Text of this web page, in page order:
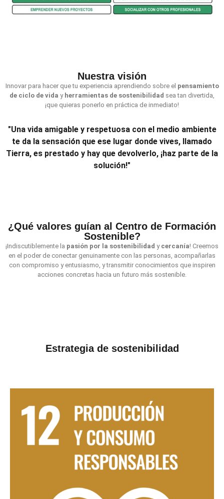
Nuestra visión
Innovar para hacer que tu experiencia aprendiendo sobre el pensamiento
de ciclo de vida yherramientas de sostenibilidad sea tan divertida,
¡que quieras ponerlo en práctica de inmediato!
"Una vida amigable y respetuosa con el medio ambiente
te da la sensación que ese lugar donde vives, llamado
Tierra, es prestado y hay que devolverlo, ¡haz parte de la
solución!"
¿Qué valores guían al Centro de Formación
Sostenible?
¡Indiscutiblemente la pasión por la sostenibilidad y cercanía! Creemos
en el poder de conectar genuinamente con las personas, acompañarlas
con compromiso y entusiasmo, y transmitir conocimientos que inspiren
acciones concretas hacia un futuro más sostenible.
Estrategia de sostenibilidad